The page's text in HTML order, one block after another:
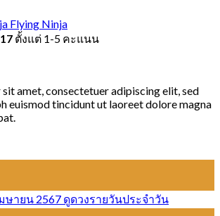
Flying Ninja
ตั้งแต่ 1-5 คะแนน
amet, consectetuer adipiscing elit, sed
euismod tincidunt ut laoreet dolore magna
ษายน 2567 ดูดวงรายวันประจำวัน